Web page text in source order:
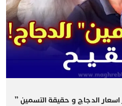
اسعار الدجاج و حقيقة التسمين ”